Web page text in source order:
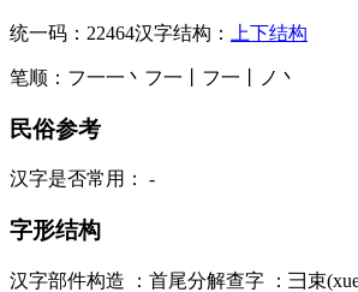
统一码： 22464汉字结构： 上下结构
笔顺： フ一一丶フ一丨フ一丨ノ丶
民俗参考
汉字是否常用： -
字形结构
汉字部件构造 ： 首尾分解查字 ： 彐束